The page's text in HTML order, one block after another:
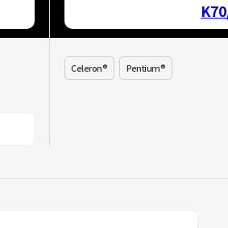
Celeron® Pentium®